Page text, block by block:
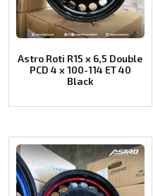
Astro Roti R15 x 6,5 Double
PCD 4 x 100-114 ET 40
Black